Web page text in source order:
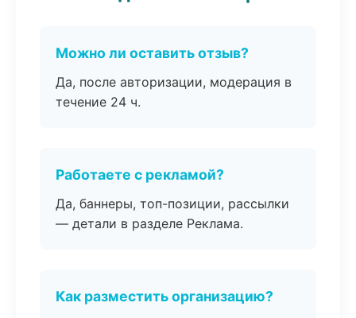
Можно ли оставить отзыв?
Да, после авторизации, модерация в
течение 24 ч.
Работаете с рекламой?
Да, баннеры, топ-позиции, рассылки
— детали в разделе Реклама.
Как разместить организацию?